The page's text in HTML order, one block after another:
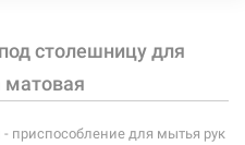
800 мм/470 мм
356 мм/470 мм; 356 мм/470 мм
254 мм; 254 мм
столешницу для
матовая
приспособление для мытья рук